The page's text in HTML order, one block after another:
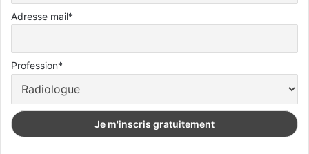
Adresse mail*
Profession*